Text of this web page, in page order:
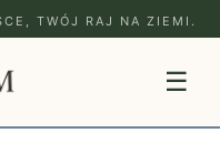
TWÓJ RAJ NA ZIEMI.
☰